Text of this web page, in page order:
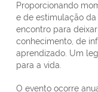
Proporcionando
e de estimulação
encontro para
conhecimento, de
aprendizado. Um
para a vida.
O evento ocorre